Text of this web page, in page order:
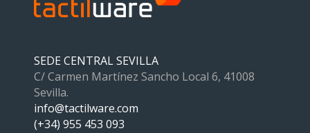
SEDE CENTRAL SEVILLA
C/ Carmen Martínez Sancho Local 6, 41008
Sevilla.
info@tactilware.com
(+34) 955 453 093